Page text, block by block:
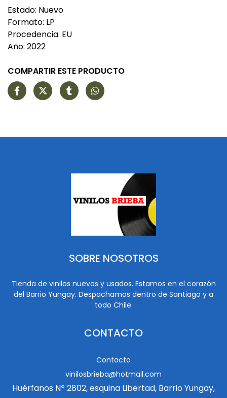
Estado: Nuevo
Formato: LP
Procedencia: EU
Año: 2022
COMPARTIR ESTE PRODUCTO
SOBRE NOSOTROS
Tienda de vinilos nuevos y usados. Estamos en el corazón
del Barrio Yungay. Despachamos dentro de Santiago y a
todo Chile.
CONTACTO
Contacto
vinilosbrieba@hotmail.com
Huérfanos Nº 2802, esquina Libertad, Barrio Yungay,